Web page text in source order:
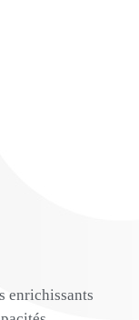
enrichissants